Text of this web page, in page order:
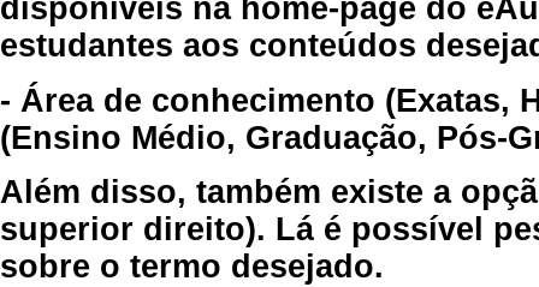
disponíveis na home-page do
estudantes aos conteúdos
- Área de conhecimento (Exatas,
(Ensino Médio, Graduação, Pós-
Além disso, também existe a
superior direito). Lá é possível
sobre o termo desejado.